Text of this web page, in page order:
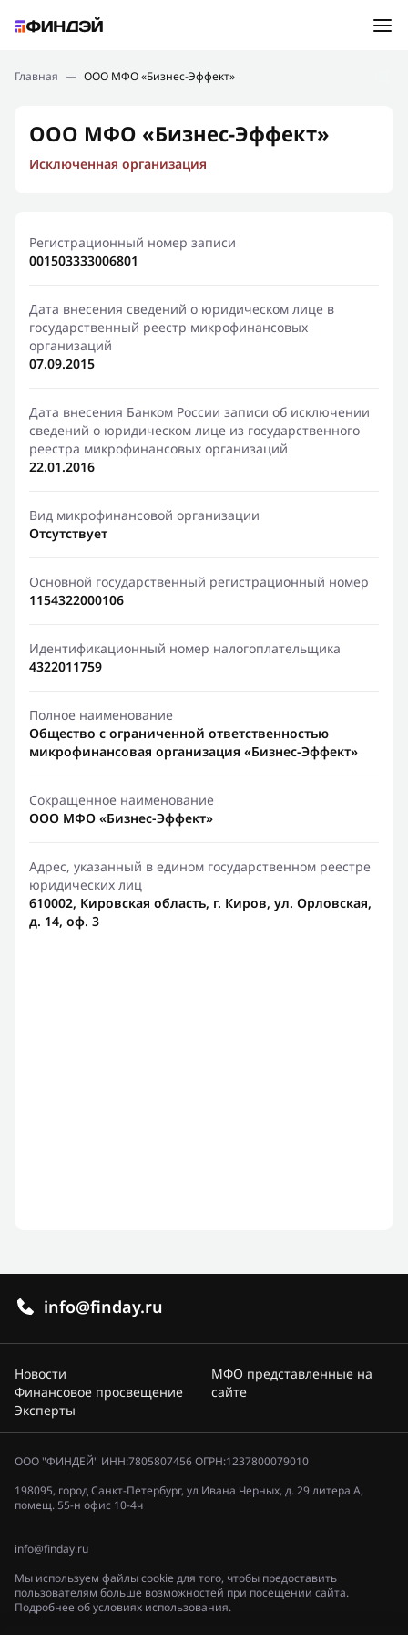
Подбор займа
Новости
Финансовое просвещение
Главная — ООО МФО «Бизнес-Эффект»
ООО МФО «Бизнес-Эффект»
Исключенная организация
Регистрационный номер записи
001503333006801
Дата внесения сведений о юридическом лице в
государственный реестр микрофинансовых
организаций
07.09.2015
Дата внесения Банком России записи об исключении
сведений о юридическом лице из государственного
реестра микрофинансовых организаций
22.01.2016
Вид микрофинансовой организации
Отсутствует
Основной государственный регистрационный номер
1154322000106
Идентификационный номер налогоплательщика
4322011759
Полное наименование
Общество с ограниченной ответственностью
микрофинансовая организация «Бизнес-Эффект»
Сокращенное наименование
ООО МФО «Бизнес-Эффект»
Адрес, указанный в едином государственном реестре
юридических лиц
610002, Кировская область, г. Киров, ул. Орловская,
д. 14, оф. 3
info@finday.ru
Новости
Финансовое просвещение
Эксперты
МФО представленные на
сайте
ООО "ФИНДЕЙ" ИНН:7805807456 ОГРН:1237800079010
198095, город Санкт-Петербург, ул Ивана Черных, д. 29 литера А,
помещ. 55-н офис 10-4ч
info@finday.ru
Мы используем файлы cookie для того, чтобы предоставить
пользователям больше возможностей при посещении сайта.
Подробнее об условиях использования.
Ошибка:Контактная форма не найдена.
Спасибо, что написали нам
Мы свяжемся с Вами в ближайшее время и сообщим
результат
Отправить новый запрос